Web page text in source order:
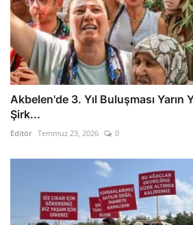
Akbelen'de 3. Yıl Buluşması Yarın
Şirk...
Editör Temmuz 23, 2026 0